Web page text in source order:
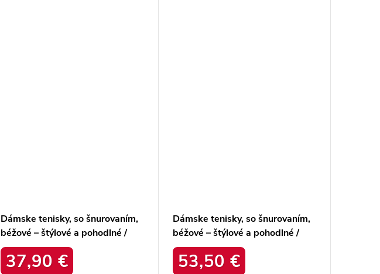
Dámske tenisky, so šnurovaním,
béžové – štýlové a pohodlné /
uu274025
37,90 €
Dámske tenisky, so šnurovaním,
béžové – štýlové a pohodlné /
GD-XW-1054 BEIGE/FUXIA
53,50 €